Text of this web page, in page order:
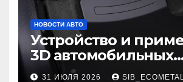
НОВОСТИ АВТО
Устройство и
3D автомобильных
ковриков
31 ИЮЛЯ 2026